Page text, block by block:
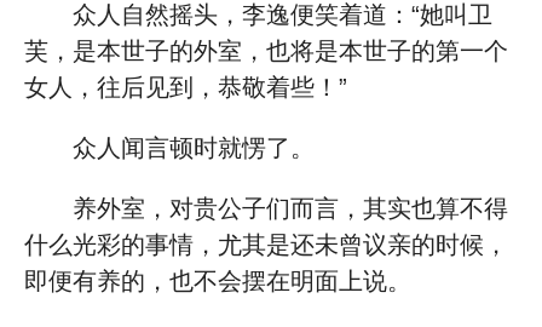
众人自然摇头，李逸便笑着道：“她叫卫
芙，是本世子的外室，也将是本世子的第一个
女人，往后见到，恭敬着些！”
众人闻言顿时就愣了。
养外室，对贵公子们而言，其实也算不得
什么光彩的事情，尤其是还未曾议亲的时候，
即便有养的，也不会摆在明面上说。